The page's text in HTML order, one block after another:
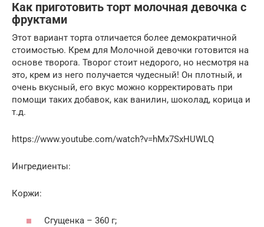
Как приготовить торт молочная девочка с
фруктами
Этот вариант торта отличается более демократичной
стоимостью. Крем для Молочной девочки готовится на
основе творога. Творог стоит недорого, но несмотря на
это, крем из него получается чудесный! Он плотный, и
очень вкусный, его вкус можно корректировать при
помощи таких добавок, как ванилин, шоколад, корица и
т.д.
https://www.youtube.com/watch?v=hMx7SxHUWLQ
Ингредиенты:
Коржи:
Сгущенка – 360 г;